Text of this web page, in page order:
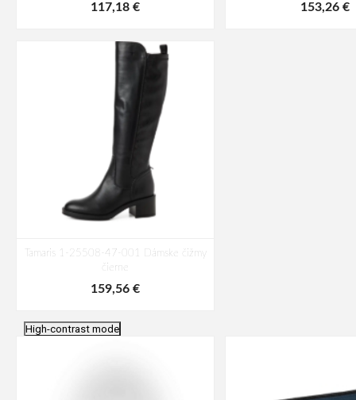
117,18 € 153,26 €
Tamaris 1-25508-47-001 Dámske čižmy
čierne
159,56 €
High-contrast mode